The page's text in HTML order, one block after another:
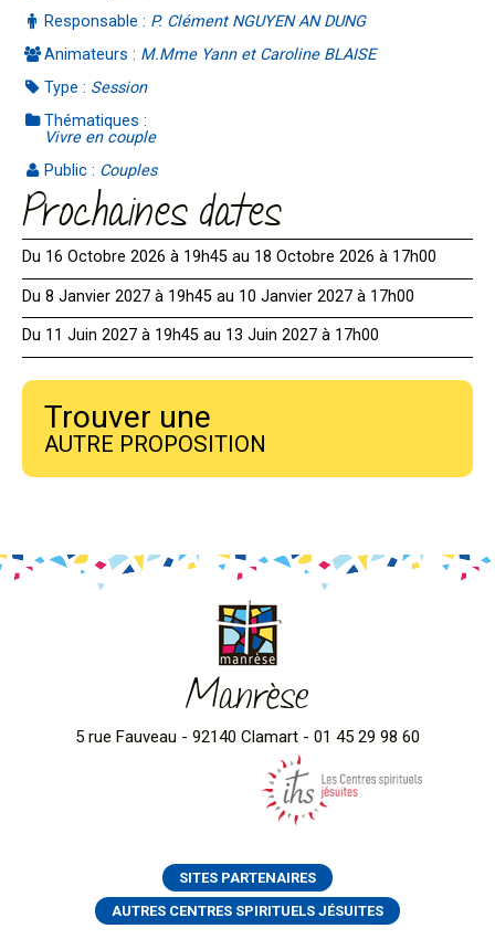
Responsable : P. Clément NGUYEN AN DUNG
Animateurs : M.Mme Yann et Caroline BLAISE
Type : Session
Thématiques :
Vivre en couple
Public : Couples
Prochaines dates
Du 16 Octobre 2026 à 19h45 au 18 Octobre 2026 à 17h00
Du 8 Janvier 2027 à 19h45 au 10 Janvier 2027 à 17h00
Du 11 Juin 2027 à 19h45 au 13 Juin 2027 à 17h00
Trouver une
AUTRE PROPOSITION
Manrèse
5 rue Fauveau - 92140 Clamart - 01 45 29 98 60
SITES PARTENAIRES
AUTRES CENTRES SPIRITUELS JÉSUITES